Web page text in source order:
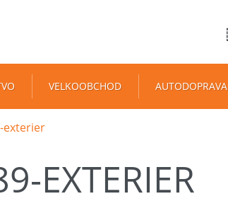
VELKOOBCHOD AUTODOPRAVA
exterier
EXTERIER